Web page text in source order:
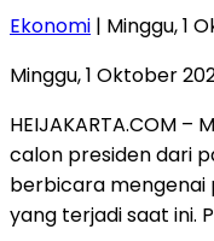
Ekonomi | Minggu, 1
Minggu, 1 Oktober
HEIJAKARTA.COM
calon presiden dari
berbicara mengenai
yang terjadi saat ini.